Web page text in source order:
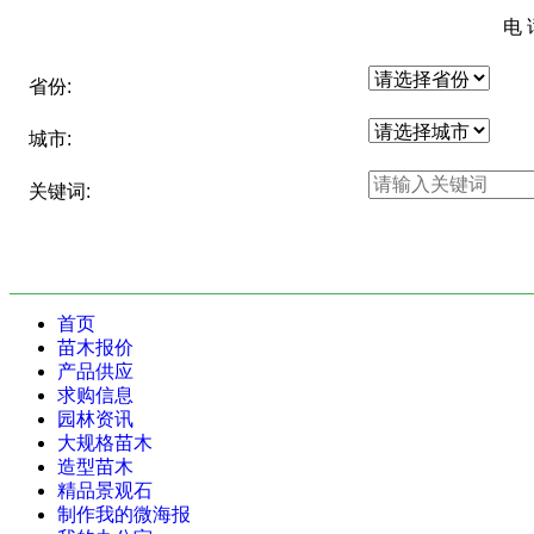
电
省份:
城市:
关键词:
首页
苗木报价
产品供应
求购信息
园林资讯
大规格苗木
造型苗木
精品景观石
制作我的微海报